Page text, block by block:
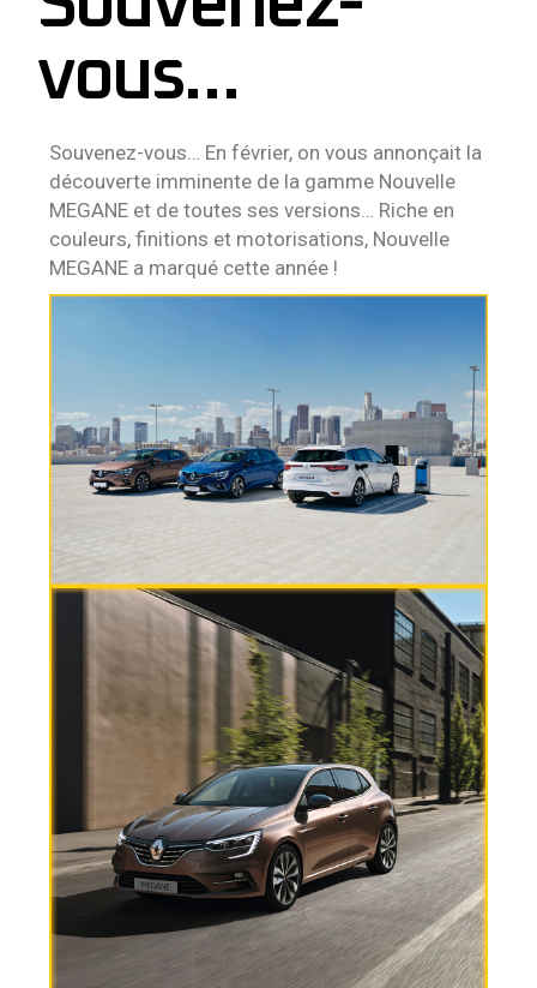
vous…
Souvenez-vous… En février, on vous annonçait la
découverte imminente de la gamme Nouvelle
MEGANE et de toutes ses versions… Riche en
couleurs, finitions et motorisations, Nouvelle
MEGANE a marqué cette année !